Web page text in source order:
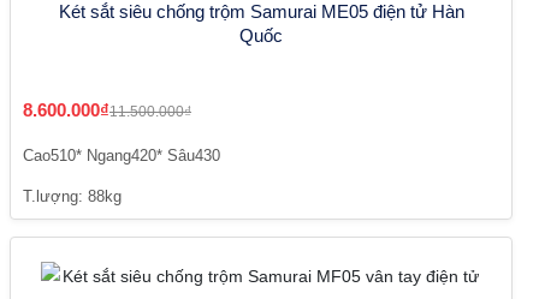
Két sắt siêu chống trộm Samurai ME05 điện tử Hàn
Quốc
8.600.000₫11.500.000₫
Cao510* Ngang420* Sâu430
T.lượng: 88kg